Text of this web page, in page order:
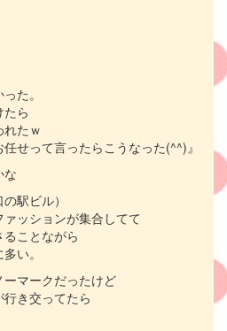
た。
ら
れたｗ
せって言ったらこうなった(^^)』
な
駅ビル）
ッションが集合してて
ことながら
い。
マークだったけど
き交ってたら